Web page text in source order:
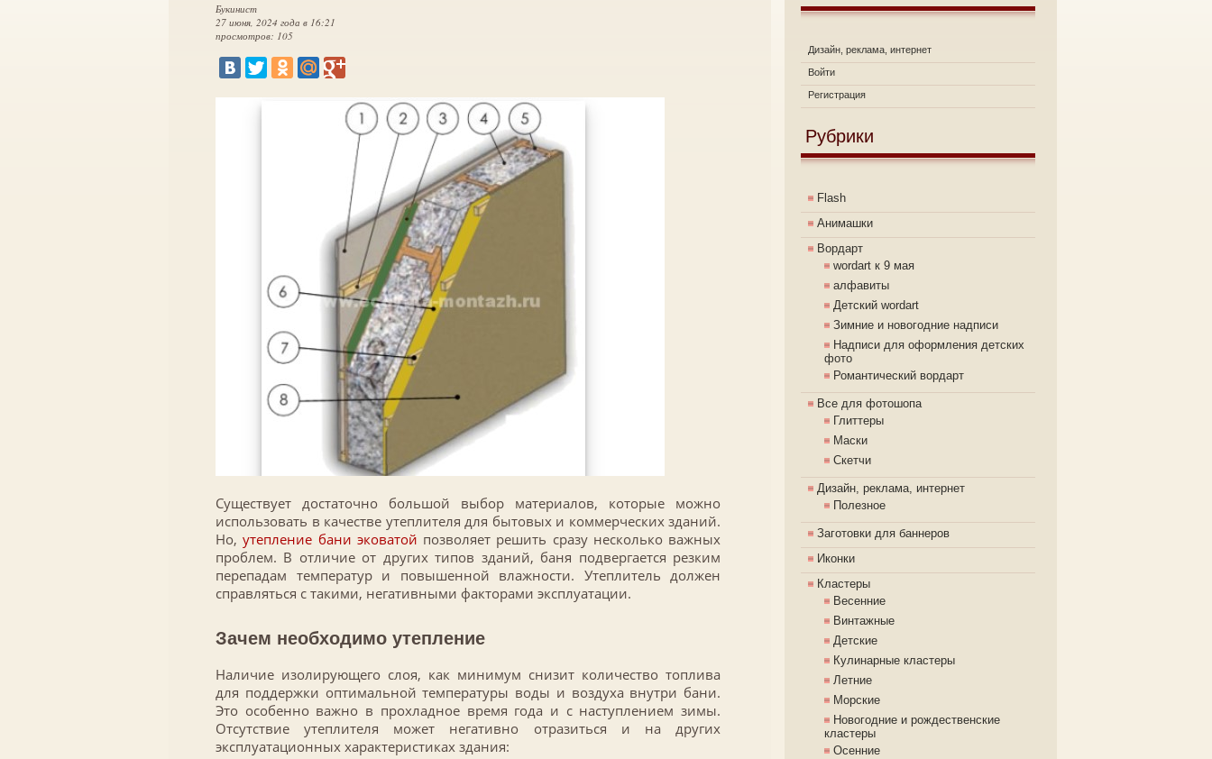
Букинист
27 июня, 2024 года в 16:21
просмотров: 105
Существует достаточно большой выбор материалов, которые можно
использовать в качестве утеплителя для бытовых и коммерческих зданий.
Но,утепление бани эковатой позволяет решить сразу несколько важных
проблем. В отличие от других типов зданий, баня подвергается резким
перепадам температур и повышенной влажности. Утеплитель должен
справляться с такими, негативными факторами эксплуатации.
Зачем необходимо утепление
Наличие изолирующего слоя, как минимум снизит количество топлива
для поддержки оптимальной температуры воды и воздуха внутри бани.
Это особенно важно в прохладное время года и с наступлением зимы.
Отсутствие утеплителя может негативно отразиться и на других
эксплуатационных характеристиках здания:
Дизайн, реклама, интернет
Войти
Регистрация
Рубрики
Flash
Анимашки
Вордарт
wordart к 9 мая
алфавиты
Детский wordart
Зимние и новогодние надписи
Надписи для оформления детских
фото
Романтический вордарт
Все для фотошопа
Глиттеры
Маски
Скетчи
Дизайн, реклама, интернет
Полезное
Заготовки для баннеров
Иконки
Кластеры
Весенние
Винтажные
Детские
Кулинарные кластеры
Летние
Морские
Новогодние и рождественские
кластеры
Осенние